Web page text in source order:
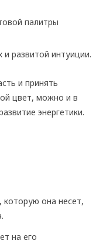
палитры
развитой интуиции.
и принять
цвет, можно и в
энергетики.
она несет,
на его